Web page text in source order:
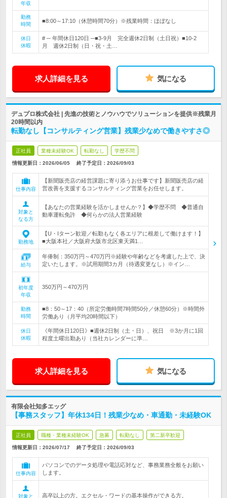
年収
勤務
時間
■8:00～17:10（休憩時間70分）※残業時間：ほぼなし
休日
休暇
# ─ 年間休日120日 ─■3-9月 完全週休2日制（土日祝）■10-2
月 週休2日制（日・祝・土…
求人詳細を見る 気になる
デュプロ株式会社 | 先進の技術とノウハウでソリューションを提供※残業月
20時間以内
転勤なし【コンサルティング営業】残業少なめで働きやすさ◎
正社員 業種未経験OK 転勤なし 学歴不問
情報更新日：2026/06/05 終了予定日： 2026/09/03
仕事内容
【新聞販売店の経営課題に寄り添うお仕事です】新聞販売店の経
営改善を支援するコンサルティング営業をお任せします。
対象と
なる方
【あなたの営業経験を活かしませんか？】◆学歴不問 ◆普通自
動車運転免許 ◆何らかの法人営業経験
勤務地
【U・Iターン歓迎／転勤もなく各エリアに根差して働けます！】
■大阪本社／大阪府大阪市北区東天満1…
給与
年俸制：350万円～470万円※経験や年齢などを考慮した上で、決
定いたします。※試用期間3カ月（待遇変更なし）※イン…
初年度
年収
350万円～470万円
勤務
時間
■8：50～17：40（所定労働時間7時間50分／休憩60分）※時間外
労働あり（月平均20時間以下）
休日
休暇
《年間休日120日》■週休2日制（土・日）、祝日 ※3か月に1回
程度土曜出勤あり（当社カレンダーに準…
求人詳細を見る 気になる
有限会社知多エッグ
【事務スタッフ】年休134日！残業少なめ・車通勤・未経験OK
正社員 職種・業種未経験OK 急募 転勤なし 第二新卒歓迎
情報更新日：2026/07/17 終了予定日： 2026/09/03
仕事内容
パソコンでのデータ処理や電話応対など、事務業務全般をお願い
します。
対象と 高卒以上の方。エクセル・ワードの基本操作ができる方。